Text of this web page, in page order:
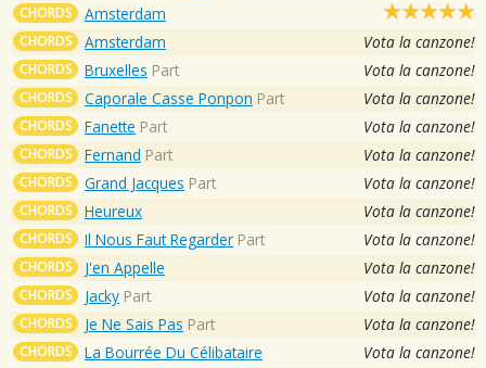
CHORDS Amsterdam
CHORDS Amsterdam Vota la canzone!
CHORDS Bruxelles Part Vota la canzone!
CHORDS Caporale Casse Ponpon Part Vota la canzone!
CHORDS Fanette Part Vota la canzone!
CHORDS Fernand Part Vota la canzone!
CHORDS Grand Jacques Part Vota la canzone!
CHORDS Heureux Vota la canzone!
CHORDS Il Nous Faut Regarder Part Vota la canzone!
CHORDS J'en Appelle Vota la canzone!
CHORDS Jacky Part Vota la canzone!
CHORDS Je Ne Sais Pas Part Vota la canzone!
CHORDS La Bourrée Du Célibataire Vota la canzone!